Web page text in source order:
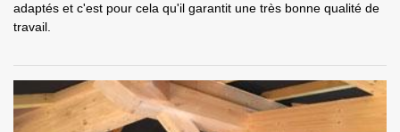
adaptés et c'est pour cela qu'il garantit une très bonne qualité de
travail.